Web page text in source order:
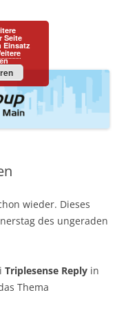
wieder. Dieses
des ungeraden
Triplesense Reply in
Thema
Seite
Einsatz